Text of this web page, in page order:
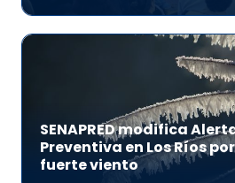
SENAPRED modifica
Preventiva en Los Ríos
fuerte viento